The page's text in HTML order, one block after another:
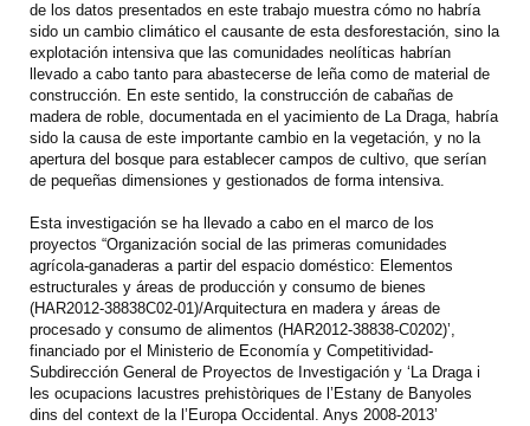
de los datos presentados en este trabajo muestra cómo no habría
sido un cambio climático el causante de esta desforestación, sino la
explotación intensiva que las comunidades neolíticas habrían
llevado a cabo tanto para abastecerse de leña como de material de
construcción. En este sentido, la construcción de cabañas de
madera de roble, documentada en el yacimiento de La Draga, habría
sido la causa de este importante cambio en la vegetación, y no la
apertura del bosque para establecer campos de cultivo, que serían
de pequeñas dimensiones y gestionados de forma intensiva.
Esta investigación se ha llevado a cabo en el marco de los
proyectos “Organización social de las primeras comunidades
agrícola-ganaderas a partir del espacio doméstico: Elementos
estructurales y áreas de producción y consumo de bienes
(HAR2012-38838C02-01)/Arquitectura en madera y áreas de
procesado y consumo de alimentos (HAR2012-38838-C0202)’,
financiado por el Ministerio de Economía y Competitividad-
Subdirección General de Proyectos de Investigación y ‘La Draga i
les ocupacions lacustres prehistòriques de l’Estany de Banyoles
dins del context de la l’Europa Occidental. Anys 2008-2013’